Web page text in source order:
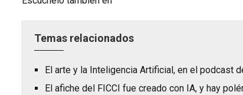
Temas relacionados
El arte y la Inteligencia Artificial, en el podcast
El afiche del FICCI fue creado con IA, y hay